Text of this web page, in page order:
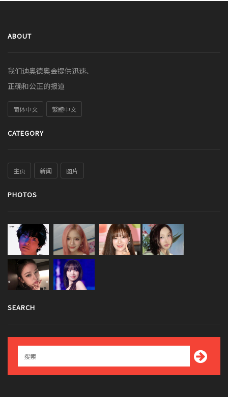
ABOUT
我们迪奥德奥会提供迅速、
正确和公正的报道
简体中文 繁體中文
CATEGORY
主页 新闻 图片
PHOTOS
SEARCH